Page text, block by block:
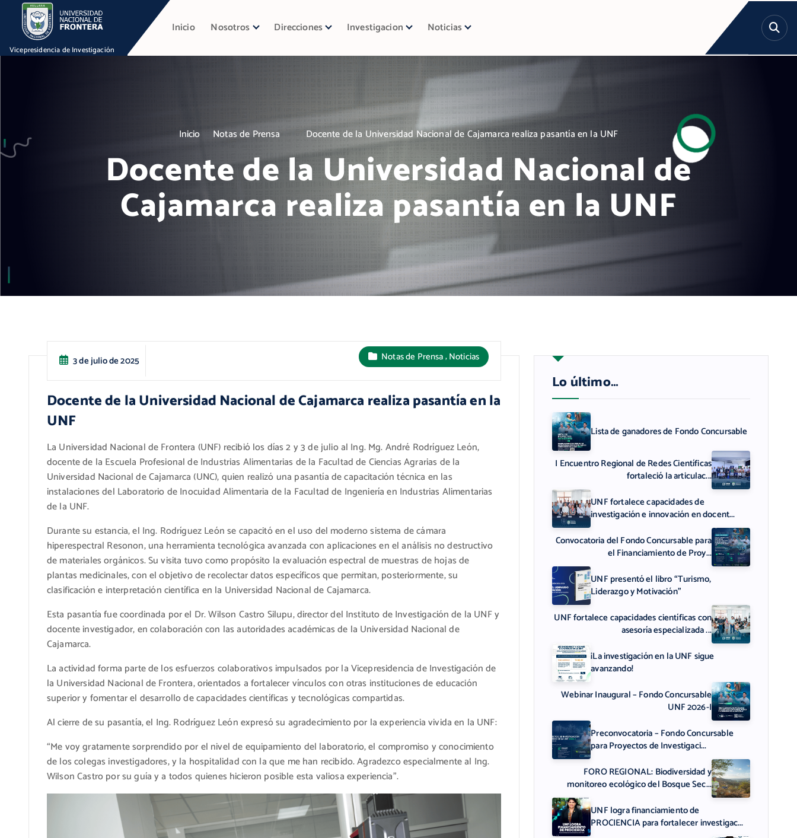
e
Vicepresidencia de Investigación
Inicio Nosotros Direcciones Investigacion Noticias
Inicio Notas de Prensa Docente de la Universidad Nacional de Cajamarca realiza pasantía en la UNF
Docente de la Universidad Nacional de
Cajamarca realiza pasantía en la UNF
3 de julio de 2025 Notas de Prensa,Noticias
Docente de la Universidad Nacional de Cajamarca realiza pasantía en la
UNF
La Universidad Nacional de Frontera (UNF) recibió los días 2 y 3 de julio al Ing. Mg. André Rodríguez León,
docente de la Escuela Profesional de Industrias Alimentarias de la Facultad de Ciencias Agrarias de la
Universidad Nacional de Cajamarca (UNC), quien realizó una pasantía de capacitación técnica en las
instalaciones del Laboratorio de Inocuidad Alimentaria de la Facultad de Ingeniería en Industrias Alimentarias
de la UNF.
Durante su estancia, el Ing. Rodríguez León se capacitó en el uso del moderno sistema de cámara
hiperespectral Resonon, una herramienta tecnológica avanzada con aplicaciones en el análisis no destructivo
de materiales orgánicos. Su visita tuvo como propósito la evaluación espectral de muestras de hojas de
plantas medicinales, con el objetivo de recolectar datos específicos que permitan, posteriormente, su
clasificación e interpretación científica en la Universidad Nacional de Cajamarca.
Esta pasantía fue coordinada por el Dr. Wilson Castro Silupu, director del Instituto de Investigación de la UNF y
docente investigador, en colaboración con las autoridades académicas de la Universidad Nacional de
Cajamarca.
La actividad forma parte de los esfuerzos colaborativos impulsados por la Vicepresidencia de Investigación de
la Universidad Nacional de Frontera, orientados a fortalecer vínculos con otras instituciones de educación
superior y fomentar el desarrollo de capacidades científicas y tecnológicas compartidas.
Al cierre de su pasantía, el Ing. Rodríguez León expresó su agradecimiento por la experiencia vivida en la UNF:
“Me voy gratamente sorprendido por el nivel de equipamiento del laboratorio, el compromiso y conocimiento
de los colegas investigadores, y la hospitalidad con la que me han recibido. Agradezco especialmente al Ing.
Wilson Castro por su guía y a todos quienes hicieron posible esta valiosa experiencia”.
Lo último…
Lista de ganadores de Fondo Concursable
I Encuentro Regional de Redes Científicas
fortaleció la articulac...
UNF fortalece capacidades de
investigación e innovación en docent...
Convocatoria del Fondo Concursable para
el Financiamiento de Proy...
UNF presentó el libro “Turismo,
Liderazgo y Motivación”
UNF fortalece capacidades científicas con
asesoría especializada ...
¡La investigación en la UNF sigue
avanzando!
Webinar Inaugural – Fondo Concursable
UNF 2026-I
Preconvocatoria – Fondo Concursable
para Proyectos de Investigaci...
FORO REGIONAL: Biodiversidad y
monitoreo ecológico del Bosque Sec...
UNF logra financiamiento de
PROCIENCIA para fortalecer investigac...